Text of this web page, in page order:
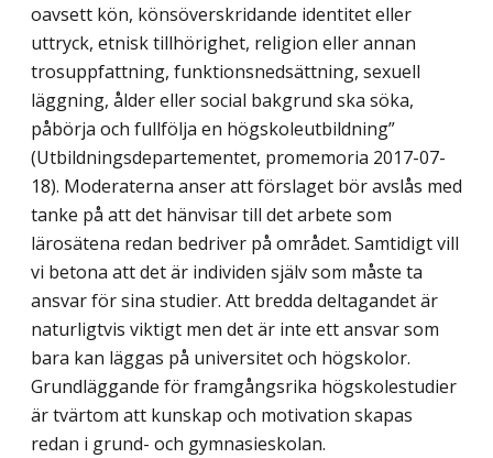
oavsett kön, könsöver­skridande identitet eller
uttryck, etnisk tillhörighet, religion eller annan
trosuppfattning, funktionsnedsättning, sexuell
läggning, ålder eller social bakgrund ska söka,
påbörja och fullfölja en högskoleutbildning”
(Utbildningsdepartementet, promemoria 2017-07-
18). Moderaterna anser att förslaget bör avslås med
tanke på att det hänvisar till det arbete som
lärosätena redan bedriver på området. Samtidigt vill
vi betona att det är individen själv som måste ta
ansvar för sina studier. Att bredda deltagandet är
naturligtvis viktigt men det är inte ett ansvar som
bara kan läggas på universitet och högskolor.
Grundläggande för framgångsrika högskolestudier
är tvärtom att kunskap och motivation skapas
redan i grund- och gymnasieskolan.